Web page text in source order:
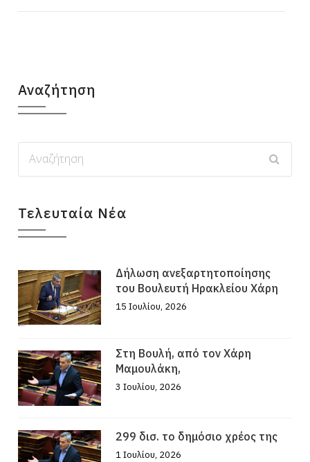
Αναζήτηση
Τελευταία Νέα
Δήλωση ανεξαρτητοποίησης
του Βουλευτή Ηρακλείου Χάρη
15 Ιουλίου, 2026
Στη Βουλή, από τον Χάρη
Μαμουλάκη,
3 Ιουλίου, 2026
299 δισ. το δημόσιο χρέος της
1 Ιουλίου, 2026